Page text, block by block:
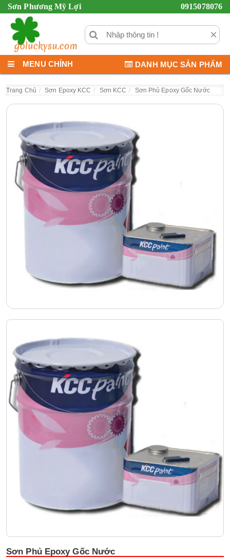
Sơn Phương Mỹ Lợi 0915078076
×
MENU CHÍNH DANH MỤC SẢN PHẨM
Trang Chủ Sơn Epoxy KCC Sơn KCC Sơn Phủ Epoxy Gốc Nước
Sơn Phủ Epoxy Gốc Nước